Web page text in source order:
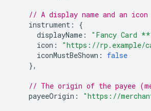
// A display name and an
instrument :
{
displayName : "Fancy Card
icon : "https://rp.example/
iconMustBeShown :
false
},
// The origin of the payee
payeeOrigin : "https://